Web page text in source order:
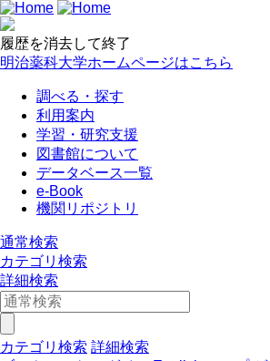
履歴を消去して終了
明治薬科大学ホームページはこちら
調べる・探す
利用案内
学習・研究支援
図書館について
データベース一覧
e-Book
機関リポジトリ
通常検索
カテゴリ検索
詳細検索
カテゴリ検索 詳細検索